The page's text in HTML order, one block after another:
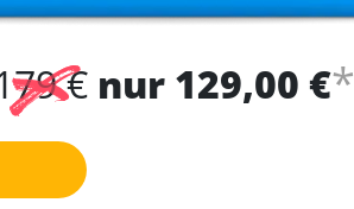
€ nur 129,00 €*